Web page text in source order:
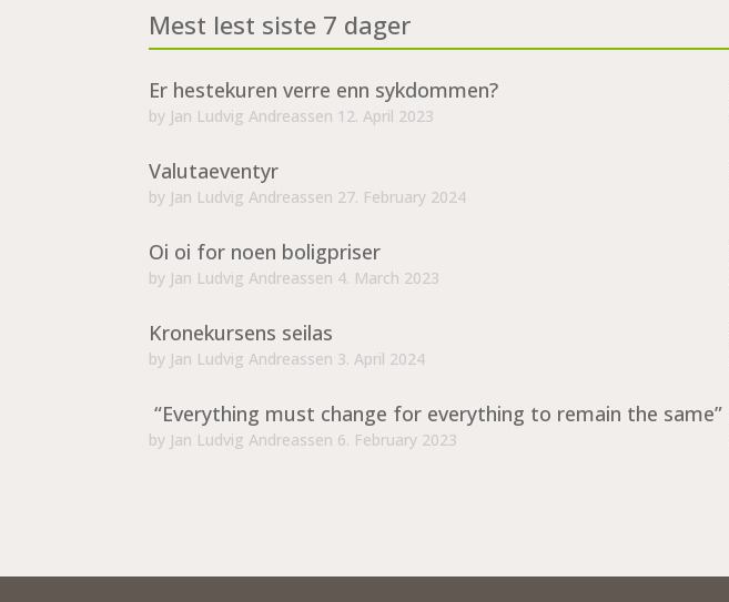
Mest lest siste 7 dager
Er hestekuren verre enn sykdommen?
by Jan Ludvig Andreassen 12. April 2023
Valutaeventyr
by Jan Ludvig Andreassen 27. February 2024
Oi oi for noen boligpriser
by Jan Ludvig Andreassen 4. March 2023
Kronekursens seilas
by Jan Ludvig Andreassen 3. April 2024
“Everything must change for everything to remain the same”
by Jan Ludvig Andreassen 6. February 2023